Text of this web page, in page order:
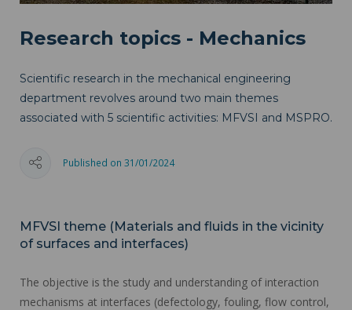
Research topics - Mechanics
Scientific research in the mechanical engineering
department revolves around two main themes
associated with 5 scientific activities: MFVSI and MSPRO.
Published on 31/01/2024
MFVSI theme (Materials and fluids in the vicinity
of surfaces and interfaces)
The objective is the study and understanding of interaction
mechanisms at interfaces (defectology, fouling, flow control,